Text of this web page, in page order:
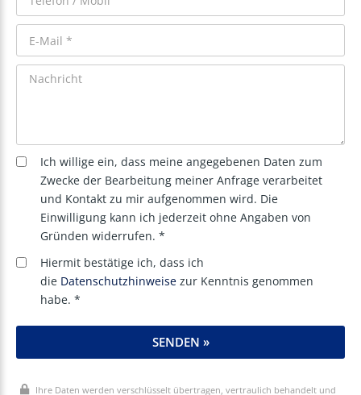
Ich willige ein, dass meine angegebenen Daten zum
Zwecke der Bearbeitung meiner Anfrage verarbeitet
und Kontakt zu mir aufgenommen wird. Die
Einwilligung kann ich jederzeit ohne Angaben von
Gründen widerrufen. *
Hiermit bestätige ich, dass ich
die Datenschutzhinweise zur Kenntnis genommen
habe. *
SENDEN »
Ihre Daten werden verschlüsselt übertragen, vertraulich behandelt und